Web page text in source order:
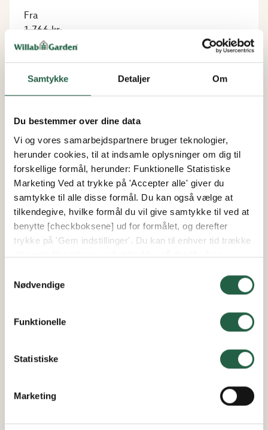
Samtykke Detaljer Om
Du bestemmer over dine data
Vi og vores samarbejdspartnere bruger teknologier,
herunder cookies, til at indsamle oplysninger om dig til
forskellige formål, herunder: Funktionelle Statistiske
Marketing Ved at trykke på 'Accepter alle' giver du
samtykke til alle disse formål. Du kan også vælge at
tilkendegive, hvilke formål du vil give samtykke til ved at
benytte [checkboksene] ud for formålet, og derefter
trykke på 'Gem indstillinger'. Du kan til enhver tid trække
dit samtykke tilbage ved at [trykke på det lille ikon
mere om vores brug af cookies og andre teknologier,
personlige oplysninger
Nødvendige
Funktionelle
Statistiske
Marketing
Fra
1.766 kr.
1.501 kr.
15%
Belægningstegl Colima
Fra
17.094 kr.
15%